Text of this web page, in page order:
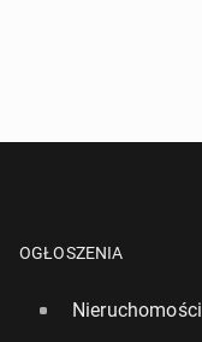
OGŁOSZENIA
Nieruchomości